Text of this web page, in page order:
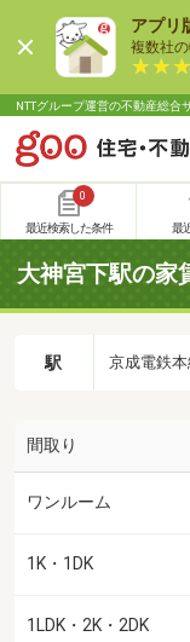
アプリ
複数社
NTTグループ運営の不動産総合
0
最近検索した条件 最
大神宮下駅の家
駅 京成電鉄
間取り
ワンルーム
1K・1DK
1LDK・2K・2DK